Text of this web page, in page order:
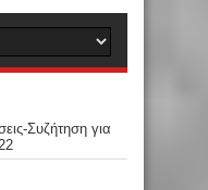
Συζήτηση για